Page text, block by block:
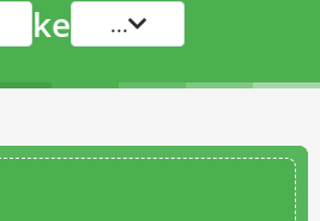
ke ...